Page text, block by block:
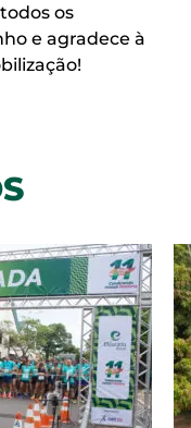
os
e agradece à